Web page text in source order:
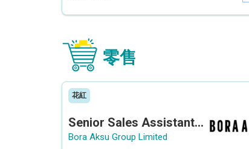
零售
花紅
Senior Sales Assistant 資深銷售員 / Sales Assistant 銷售員
Bora Aksu Group Limited